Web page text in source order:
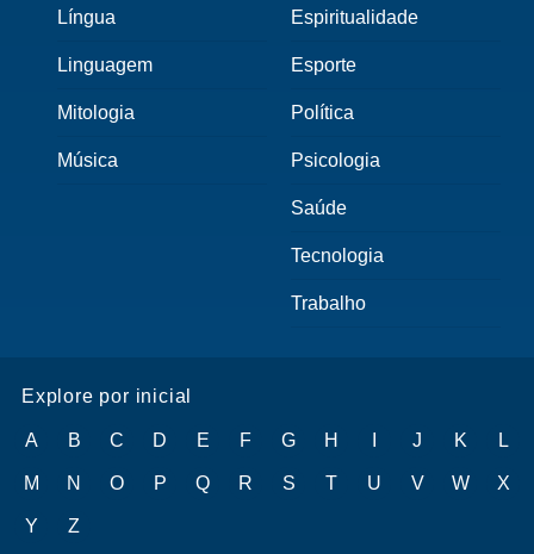
Língua
Linguagem
Mitologia
Música
Espiritualidade
Esporte
Política
Psicologia
Saúde
Tecnologia
Trabalho
Explore por inicial
A B C D E F G H J K L
M N O P Q R S T U V W X
Y Z